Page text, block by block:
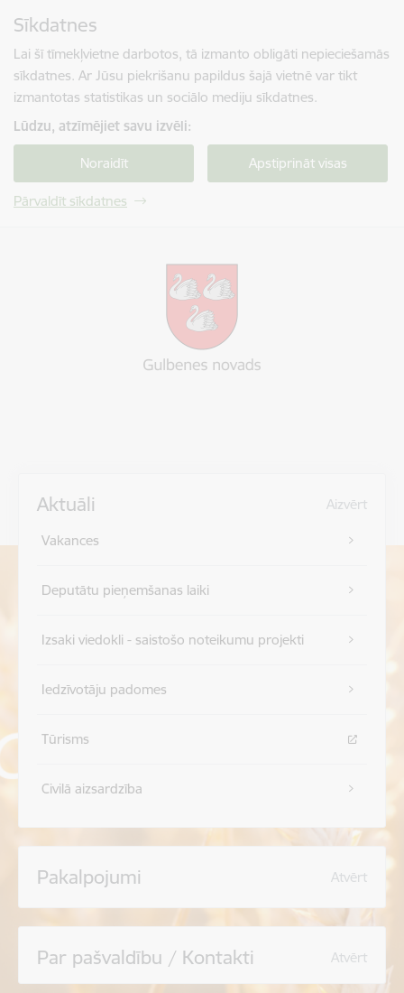
Sīkdatnes
Lai šī tīmekļvietne darbotos, tā izmanto obligāti nepieciešamās
sīkdatnes. Ar Jūsu piekrišanu papildus šajā vietnē var tikt
izmantotas statistikas un sociālo mediju sīkdatnes.
Lūdzu, atzīmējiet savu izvēli:
Noraidīt Apstiprināt visas
Pārvaldīt sīkdatnes
Aktuāli Aizvērt
Vakances
Deputātu pieņemšanas laiki
Izsaki viedokli - saistošo noteikumu projekti
Iedzīvotāju padomes
Tūrisms
Civilā aizsardzība
Pakalpojumi Atvērt
Par pašvaldību / Kontakti Atvērt